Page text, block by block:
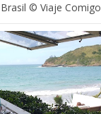
Brasil © Viaje Comigo